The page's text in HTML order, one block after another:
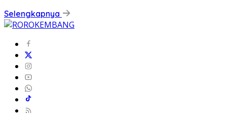
Selengkapnya